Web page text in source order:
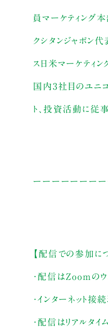
員マーケティング
クシタンジャポン
ス日米マーケティ
国内3社目のユニコ
ト、投資活動に従事
ーーーーーーー
【配信での参加につ
・配信はZoomのウ
・インターネット
・配信はリアルタ